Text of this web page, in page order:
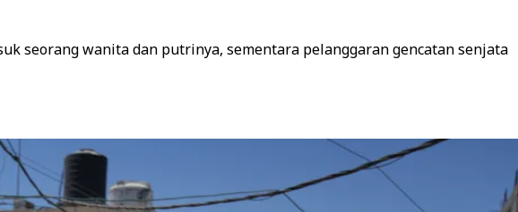
seorang wanita dan putrinya, sementara pelanggaran gencatan senjata